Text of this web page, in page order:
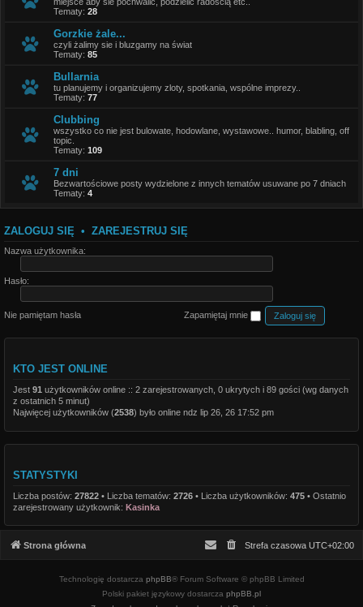
Tematy: 28
Gorzkie żale...
czyli żalimy sie i bluzgamy na świat
Tematy: 85
Bullarnia
tu planujemy i organizujemy zloty, spotkania, wspólne imprezy..
Tematy: 77
Clubbing
wszystko co nie jest bulowate, hodowlane, wystawowe.. humor, blabling, off
topic.
Tematy: 109
7 dni
Bezwartościowe posty wydzielone z innych tematów usuwane po 7 dniach
Tematy: 4
ZALOGUJ SIĘ • ZAREJESTRUJ SIĘ
Nazwa użytkownika:
Hasło:
Nie pamiętam hasła Zapamiętaj mnie
KTO JEST ONLINE
Jest 91 użytkowników online :: 2 zarejestrowanych, 0 ukrytych i 89 gości (wg danych
z ostatnich 5 minut)
Najwięcej użytkowników (2538) było online ndz lip 26, 26 17:52 pm
STATYSTYKI
Liczba postów: 27822 • Liczba tematów: 2726 • Liczba użytkowników: 475 • Ostatnio
zarejestrowany użytkownik: Kasinka
Strona główna Strefa czasowa UTC+02:00
Technologię dostarcza phpBB® Forum Software © phpBB Limited
Polski pakiet językowy dostarcza phpBB.pl